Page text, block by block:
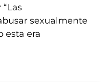
sexualmente
esta era